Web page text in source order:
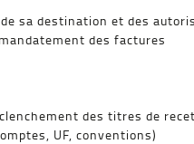
sa destination et des
des factures
des titres de
UF, conventions)